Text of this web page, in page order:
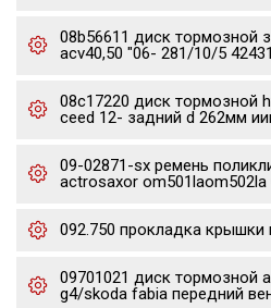
08b56611 диск тормозной
acv40,50 "06- 281/10/5
08c17220 диск тормозной
ceed 12- задний d 262мм
09-02871-sx ремень
actrosaxor om501laom502la
092.750 прокладка крышки
09701021 диск тормозной
g4/skoda fabia передний